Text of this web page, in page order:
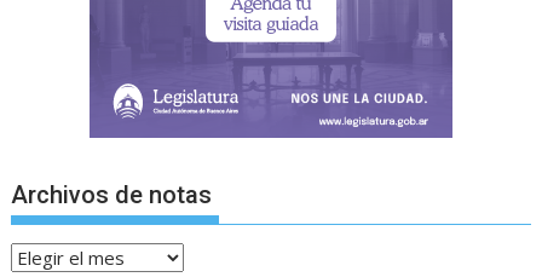
Archivos de notas
Archivos